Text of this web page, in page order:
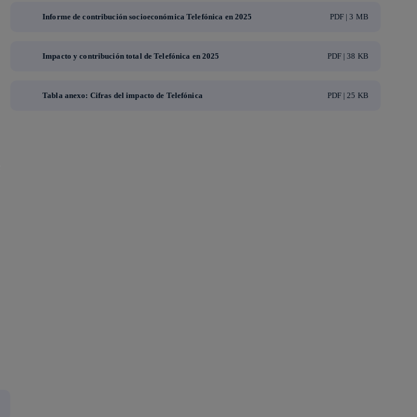
Informe de contribución socioeconómica Telefónica en 2025 PDF | 3 MB
Impacto y contribución total de Telefónica en 2025 PDF | 38 KB
Tabla anexo: Cifras del impacto de Telefónica PDF | 25 KB